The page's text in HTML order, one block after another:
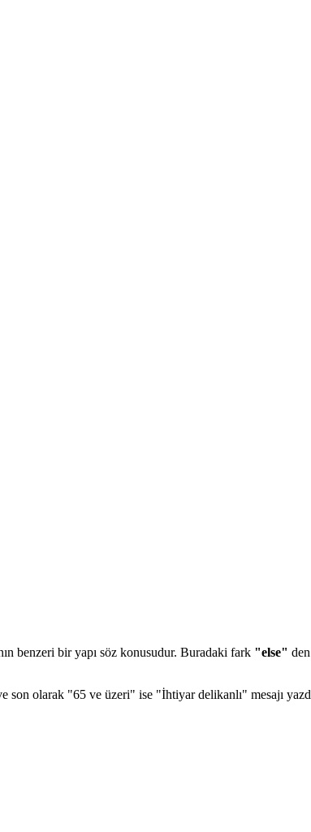
benzeri bir yapı söz konusudur. Buradaki fark "else"
olarak "65 ve üzeri" ise "İhtiyar delikanlı" mesajı